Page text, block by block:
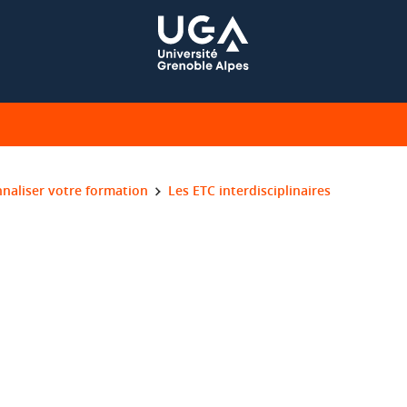
votre formation Les ETC interdisciplinaires